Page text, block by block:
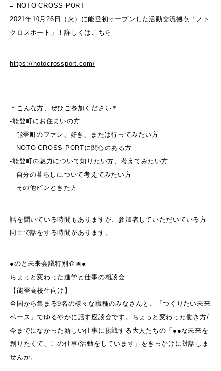
= NOTO CROSS PORT
2021年10月26日（火）に能登初オープンした活動交流拠点「ノト
クロスポート」！詳しくはこちら
https://notocrossport.com/
—
＊こんな方、ぜひご参加ください＊
-能登町にお住まいの方
– 能登町のファン、好き、または行ってみたい方
– NOTO CROSS PORTに関心のある方
-能登町の魅力について知りたい方、考えてみたい方
– 自分の暮らしについて考えてみたい方
– その他ピンときた方
話を聞いている時間もありますが、参加者していただいている方
同士で話をする時間があります。
●のと未来会議特別企画●
ちょっと変わった進学と仕事の相談会
【能登高校生向け】
全国から集まる9名の様々な職種のみなさんと、「つくりたい未来
ベース」でゆるやかに話す座談会です。ちょっと変わった働き方/
今までになかった新しい仕事に挑戦する大人たちの「●●な未来を
創りたくて、この仕事/活動をしています」をきっかけに対話しま
せんか。